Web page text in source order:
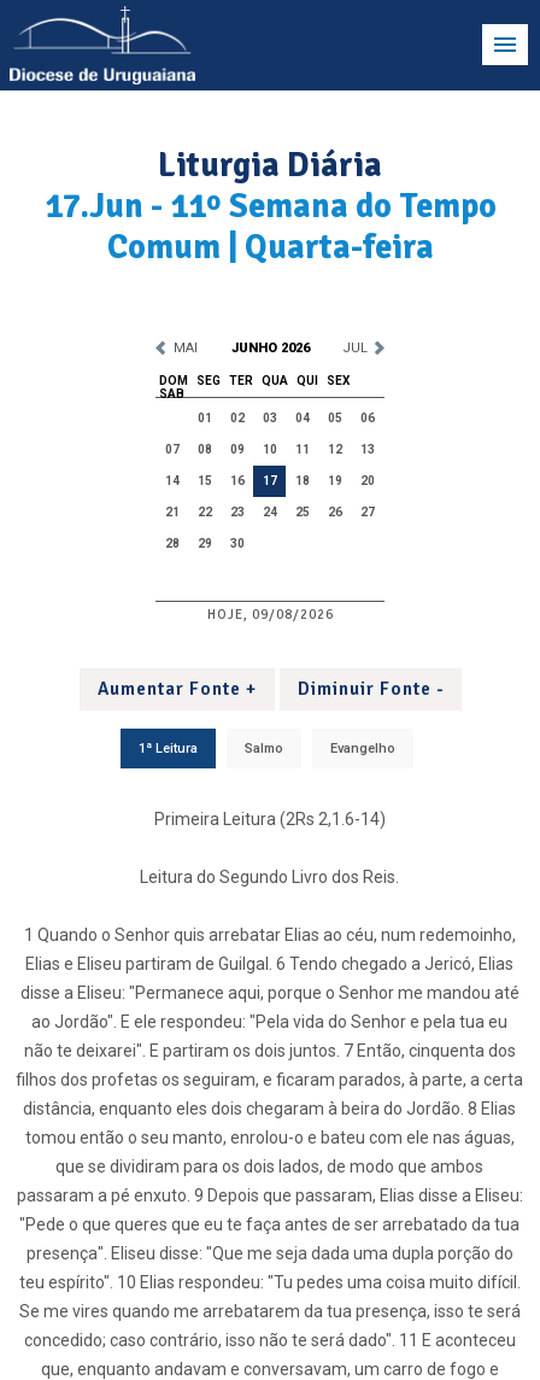
Liturgia Diária
17.Jun - 11º Semana do Tempo
Comum | Quarta-feira
MAI JUNHO 2026 JUL
DOM SEG TER QUA QUI
SEX
SAB
01
02 03 04 05 06
07 08 09 10 11 12 13
14 15 16 17 18 19 20
21 22 23 24 25 26 27
28 29 30
HOJE, 09/08/2026
Aumentar Fonte + Diminuir Fonte -
1ª Leitura Salmo Evangelho
Primeira Leitura (2Rs 2,1.6-14)
Leitura do Segundo Livro dos Reis.
1 Quando o Senhor quis arrebatar Elias ao céu, num redemoinho,
Elias e Eliseu partiram de Guilgal. 6 Tendo chegado a Jericó, Elias
disse a Eliseu: "Permanece aqui, porque o Senhor me mandou até
ao Jordão". E ele respondeu: "Pela vida do Senhor e pela tua eu
não te deixarei". E partiram os dois juntos. 7 Então, cinquenta dos
filhos dos profetas os seguiram, e ficaram parados, à parte, a certa
distância, enquanto eles dois chegaram à beira do Jordão. 8 Elias
tomou então o seu manto, enrolou-o e bateu com ele nas águas,
que se dividiram para os dois lados, de modo que ambos
passaram a pé enxuto. 9 Depois que passaram, Elias disse a Eliseu:
"Pede o que queres que eu te faça antes de ser arrebatado da tua
presença". Eliseu disse: "Que me seja dada uma dupla porção do
teu espírito". 10 Elias respondeu: "Tu pedes uma coisa muito difícil.
Se me vires quando me arrebatarem da tua presença, isso te será
concedido; caso contrário, isso não te será dado". 11 E aconteceu
que, enquanto andavam e conversavam, um carro de fogo e